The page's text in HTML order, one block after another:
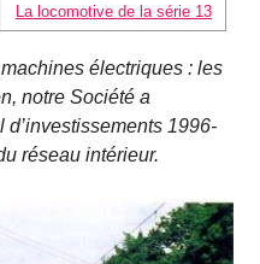
La locomotive de la série 13
électriques : les
notre Société a
1996-
réseau intérieur.